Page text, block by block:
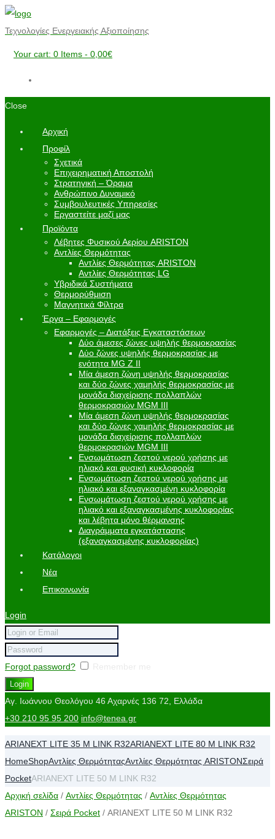
Τεχνολογίες Ενεργειακής Αξιοποίησης
Your cart: 0 Items - 0,00€
Close
Αρχική
Προφίλ
Σχετικά
Επιχειρηματική Αποστολή
Στρατηγική – Όραμα
Ανθρώπινο Δυναμικό
Συμβουλευτικές Υπηρεσίες
Εργαστείτε μαζί μας
Προϊόντα
Λέβητες Φυσικού Αερίου ARISTON
Αντλίες Θερμότητας
Αντλίες Θερμότητας ARISTON
Αντλίες Θερμότητας LG
Υβριδικά Συστήματα
Θερμορύθμιση
Μαγνητικά Φίλτρα
Έργα – Εφαρμογές
Εφαρμογές – Διατάξεις Εγκαταστάσεων
Δύο άμεσες ζώνες υψηλής θερμοκρασίας
Δύο ζώνες υψηλής θερμοκρασίας με
ενότητα MG Z II
Μία άμεση ζώνη υψηλής θερμοκρασίας
και δύο ζώνες χαμηλής θερμοκρασίας με
μονάδα διαχείρισης πολλαπλών
θερμοκρασιών MGM III
Μία άμεση ζώνη υψηλής θερμοκρασίας
και δύο ζώνες χαμηλής θερμοκρασίας με
μονάδα διαχείρισης πολλαπλών
θερμοκρασιών MGM III
Ενσωμάτωση ζεστού νερού χρήσης με
ηλιακό και φυσική κυκλοφορία
Ενσωμάτωση ζεστού νερού χρήσης με
ηλιακό και εξαναγκασμένη κυκλοφορία
Ενσωμάτωση ζεστού νερού χρήσης με
ηλιακό και εξαναγκασμένης κυκλοφορίας
και λέβητα μόνο θέρμανσης
Διαγράμματα εγκατάστασης
(εξαναγκασμένης κυκλοφορίας)
Κατάλογοι
Νέα
Επικοινωνία
Login
Forgot password?
Αγ. Ιωάννου Θεολόγου 46Αχαρνές 136 72, Ελλάδα
+30 210 95 95 200 info@tenea.gr
ARIANEXT LITE 35 M LINK R32ARIANEXT LITE 80 M LINK R32
HomeShopΑντλίες ΘερμότηταςΑντλίες Θερμότητας ARISTONΣειρά
PocketARIANEXT LITE 50 M LINK R32
Αρχική σελίδα / Αντλίες Θερμότητας / Αντλίες Θερμότητας
ARISTON / Σειρά Pocket / ARIANEXT LITE 50 M LINK R32